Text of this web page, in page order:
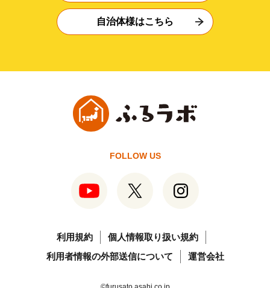
自治体様はこちら
FOLLOW US
利用規約
個人情報取り扱い規約
利用者情報の外部送信について
運営会社